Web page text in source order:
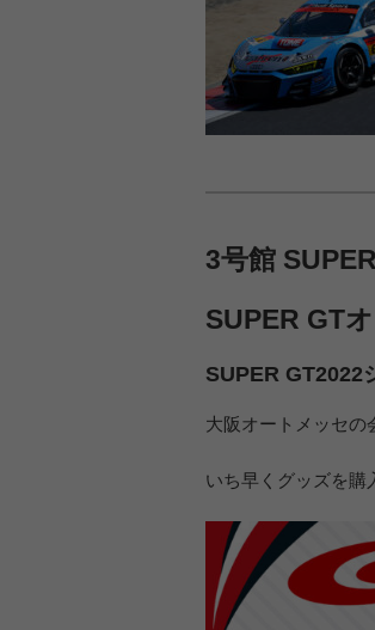
3号館
SUPER GT
SUPER GT2022
大阪オートメッセの
いち早くグッズを購